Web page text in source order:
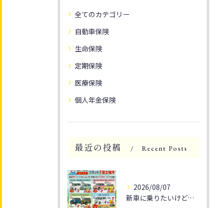
全てのカテゴリー
自動車保険
生命保険
定期保険
医療保険
個人年金保険
最近の投稿 Recent Posts
2026/08/07
新車に乗りたいけど、予算が気になる方へ朗報です！